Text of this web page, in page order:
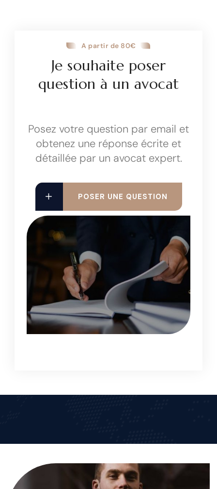
A partir de 80€
Je souhaite poser
question à un avocat
Posez votre question par email et
obtenez une réponse écrite et
détaillée par un avocat expert.
POSER UNE QUESTION